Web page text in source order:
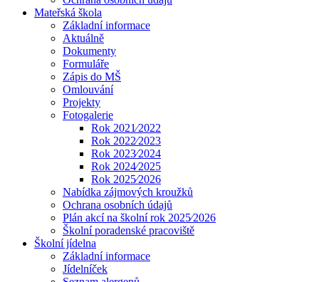
Mateřská škola
Základní informace
Aktuálně
Dokumenty
Formuláře
Zápis do MŠ
Omlouvání
Projekty
Fotogalerie
Rok 2021⁄2022
Rok 2022⁄2023
Rok 2023⁄2024
Rok 2024⁄2025
Rok 2025⁄2026
Nabídka zájmových kroužků
Ochrana osobních údajů
Plán akcí na školní rok 2025⁄2026
Školní poradenské pracoviště
Školní jídelna
Základní informace
Jídelníček